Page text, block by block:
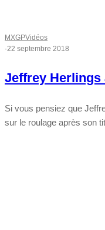
MXGPVidéos
·22 septembre 2018
Jeffrey Herlings
Si vous pensiez que
sur le roulage après son